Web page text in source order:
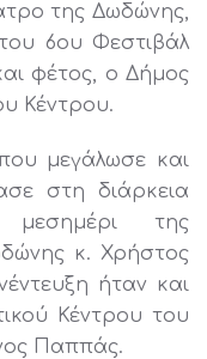
της Δωδώνης,
6ου Φεστιβάλ
φέτος, ο Δήμος
Κέντρου.
μεγάλωσε και
στη διάρκεια
της
κ. Χρήστος
ήταν και
Κέντρου του
Παππάς.